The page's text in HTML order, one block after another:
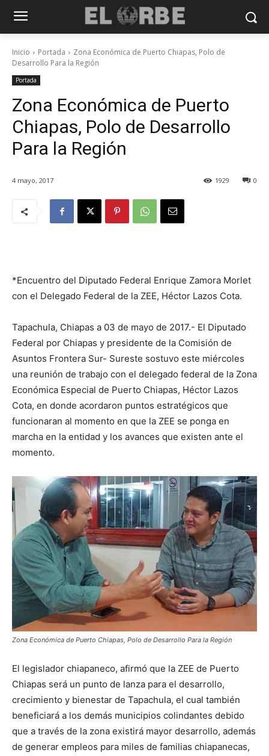
Inicio Portada
Zona Económica de Puerto Chiapas, Polo de
Desarrollo Para la Región
Portada
Zona Económica de Puerto
Chiapas, Polo de Desarrollo
Para la Región
4 mayo, 2017 0
1929
*Encuentro del Diputado Federal Enrique Zamora Morlet
con el Delegado Federal de la ZEE, Héctor Lazos Cota.
Tapachula, Chiapas a 03 de mayo de 2017.- El Diputado
Federal por Chiapas y presidente de la Comisión de
Asuntos Frontera Sur- Sureste sostuvo este miércoles
una reunión de trabajo con el delegado federal de la Zona
Económica Especial de Puerto Chiapas, Héctor Lazos
Cota, en donde acordaron puntos estratégicos que
funcionaran al momento en que la ZEE se ponga en
marcha en la entidad y los avances que existen ante el
momento.
Zona Económica de Puerto Chiapas, Polo de Desarrollo Para la Región
El legislador chiapaneco, afirmó que la ZEE de Puerto
Chiapas será un punto de lanza para el desarrollo,
crecimiento y bienestar de Tapachula, el cual también
beneficiará a los demás municipios colindantes debido
que a través de la zona existirá mayor desarrollo, además
de generar empleos para miles de familias chiapanecas,